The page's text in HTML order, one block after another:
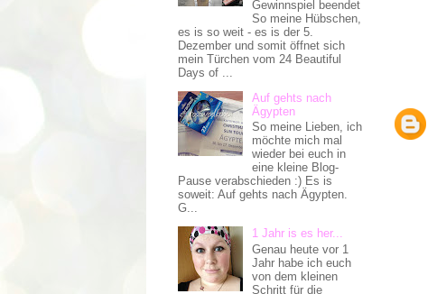
Gewinnspiel beendet
So meine Hübschen,
es is so weit - es is der 5.
Dezember und somit öffnet sich
mein Türchen vom 24 Beautiful
Days of ...
Auf gehts nach
Ägypten
So meine Lieben, ich
möchte mich mal
wieder bei euch in
eine kleine Blog-
Pause verabschieden :) Es is
soweit: Auf gehts nach Ägypten.
G...
1 Jahr is es her...
Genau heute vor 1
Jahr habe ich euch
von dem kleinen
Schritt für die